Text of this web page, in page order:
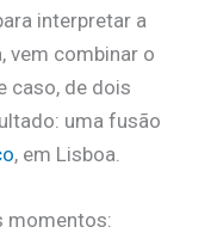
interpretar a
vem combinar o
caso, de dois
uma fusão
, em Lisboa.
momentos: